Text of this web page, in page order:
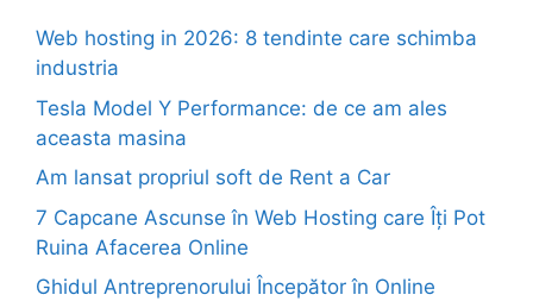
Web hosting in 2026: 8 tendinte care schimba
industria
Tesla Model Y Performance: de ce am ales
aceasta masina
Am lansat propriul soft de Rent a Car
7 Capcane Ascunse în Web Hosting care Îți Pot
Ruina Afacerea Online
Ghidul Antreprenorului Începător în Online